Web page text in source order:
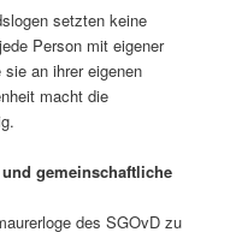
setzten keine
Person mit eigener
an ihrer eigenen
macht die
gemeinschaftliche
des SGOvD zu